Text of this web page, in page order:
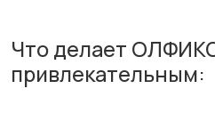
Что делает
привлекательным: